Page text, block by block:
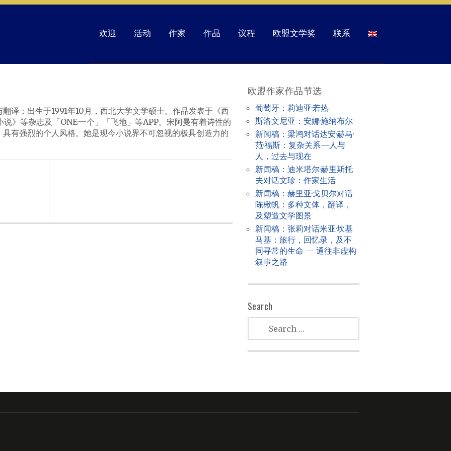
欢迎 活动 作家 作品 议程 欧盟文学奖 联系
翻译；出生于1991年10 月，西北大学文学硕士。作品发表于《西
说》等杂志及「ONE·一个」「飞地」等APP。 宋阿曼有着诗性的
有强烈的个人风格。她是现今小说界不可忽视的极具创造力的
欧盟作家作品节选
葡萄牙：莉迪亚·若热
斯洛文尼亚：安娜·施纳布尔
新闻稿：梁鸿对话达安·赫马·
范·福斯：复杂关系—人与
人，过去与现在
新闻稿：迪米塔尔·赫里斯托
夫对话文珍：作家生活
新闻稿：赫里亚·戈贝尔对话
陈楸帆：多种文体，翻译，
及塑造文学图景
新闻稿：张莉对话米亚·坎基
马基：旅行，回忆录，及不
同寻常的生命 — 通往非虚构
叙事之路
Search